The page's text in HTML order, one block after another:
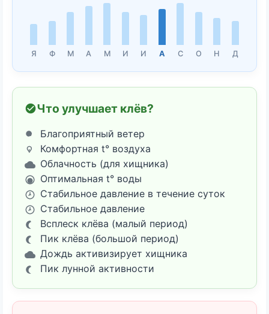
Я Ф М А М И И А С О Н Д
Что улучшает клёв?
Благоприятный ветер
Комфортная t° воздуха
Облачность (для хищника)
Оптимальная t° воды
Стабильное давление в течение суток
Стабильное давление
Всплеск клёва (малый период)
Пик клёва (большой период)
Дождь активизирует хищника
Пик лунной активности